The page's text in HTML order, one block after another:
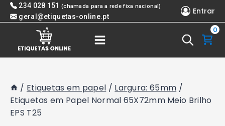
Skip 234 028 151 (chamada para a rede fixa nacional)
geral@etiquetas-online.pt
Entrar
0
/ Etiquetas em papel / Largura: 65mm /
Etiquetas em Papel Normal 65X72mm Meio Brilho
EPS T25